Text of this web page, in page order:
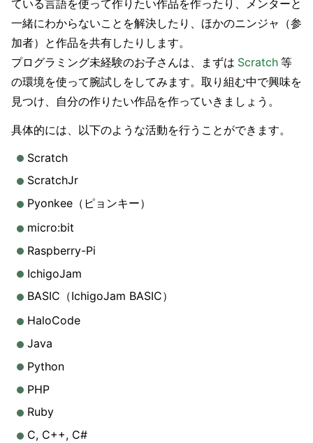
ている言語を使って作りたい作品を作ったり、メンターと
一緒にわからないことを解決したり、ほかのニンジャ（参
加者）と作品を共有したりします。
プログラミング未経験のお子さんは、まずは Scratch 等
の環境を使って腕試しをしてみます。取り組む中で興味を
見つけ、自分の作りたい作品を作っていきましょう。
具体的には、以下のような活動を行うことができます。
Scratch
ScratchJr
Pyonkee（ピョンキー）
micro:bit
Raspberry-Pi
IchigoJam
BASIC（IchigoJam BASIC）
HaloCode
Java
Python
PHP
Ruby
C, C++, C#